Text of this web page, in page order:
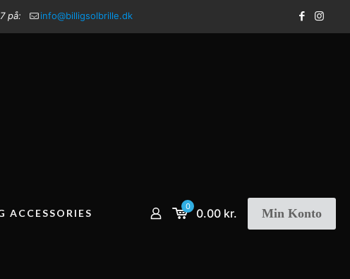
på: info@billigsolbrille.dk
ACCESSORIES
0 0.00 kr. Min Konto